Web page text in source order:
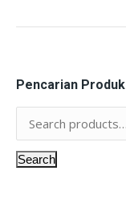
Pencarian Produk
Search